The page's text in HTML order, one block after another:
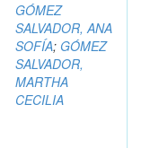
GÓMEZ
SALVADOR, ANA
SOFÍA; GÓMEZ
SALVADOR,
MARTHA
CECILIA